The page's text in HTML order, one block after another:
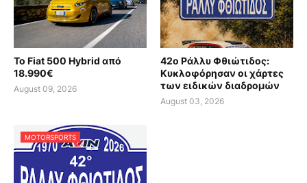
Το Fiat 500 Hybrid από
18.990€
August 09, 2026
42ο Ράλλυ Φθιώτιδος:
Κυκλοφόρησαν οι χάρτες
των ειδικών διαδρομών
August 03, 2026
MOTORSPORTS